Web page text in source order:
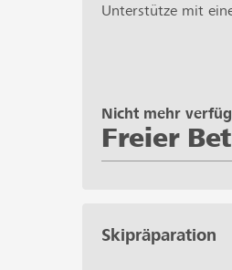
Unterstütze mit
Freier
Nicht mehr
Skipräparation